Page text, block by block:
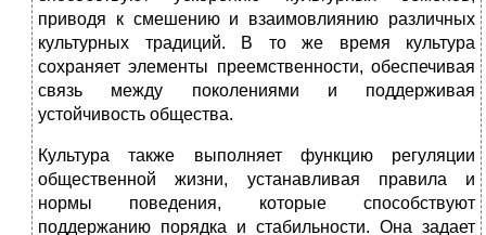
приводя к смешению и взаимовлиянию различных
культурных традиций. В то же время культура
сохраняет элементы преемственности, обеспечивая
связь между поколениями и поддерживая
устойчивость общества.
Культура также выполняет функцию регуляции
общественной жизни, устанавливая правила и
нормы поведения, которые способствуют
поддержанию порядка и стабильности. Она задает